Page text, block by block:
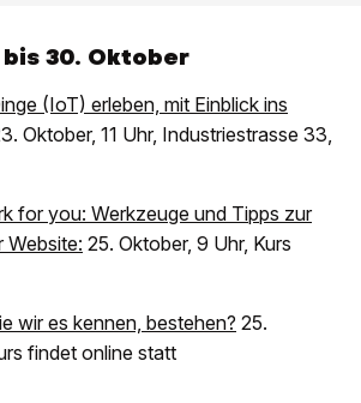
30. Oktober
(IoT) erleben, mit Einblick ins
Oktober, 11 Uhr, Industriestrasse 33,
for you: Werkzeuge und Tipps zur
Website: 25. Oktober, 9 Uhr, Kurs
wir es kennen, bestehen? 25.
findet online statt